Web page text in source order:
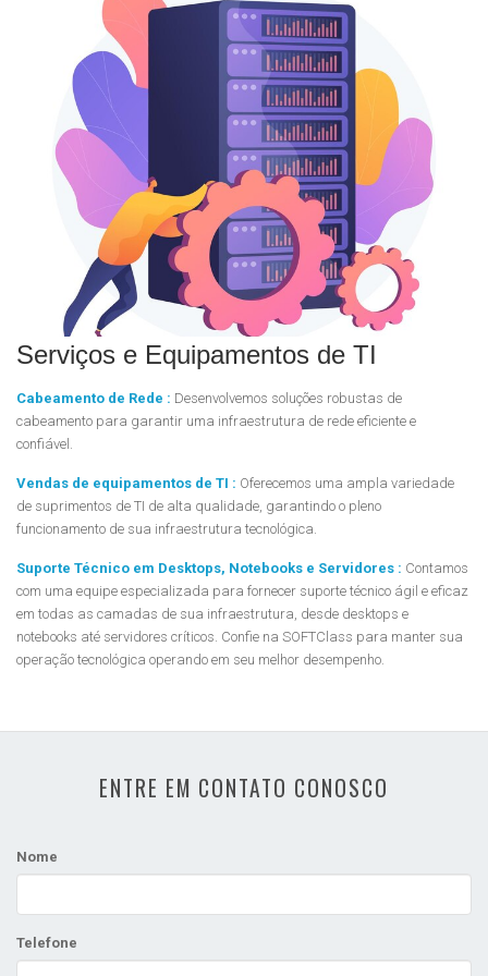
Serviços e Equipamentos de TI
Cabeamento de Rede : Desenvolvemos soluções robustas de
cabeamento para garantir uma infraestrutura de rede eficiente e
confiável.
Vendas de equipamentos de TI : Oferecemos uma ampla variedade
de suprimentos de TI de alta qualidade, garantindo o pleno
funcionamento de sua infraestrutura tecnológica.
Suporte Técnico em Desktops, Notebooks e Servidores : Contamos
com uma equipe especializada para fornecer suporte técnico ágil e eficaz
em todas as camadas de sua infraestrutura, desde desktops e
notebooks até servidores críticos. Confie na SOFTClass para manter sua
operação tecnológica operando em seu melhor desempenho.
ENTRE EM CONTATO CONOSCO
Nome
Telefone